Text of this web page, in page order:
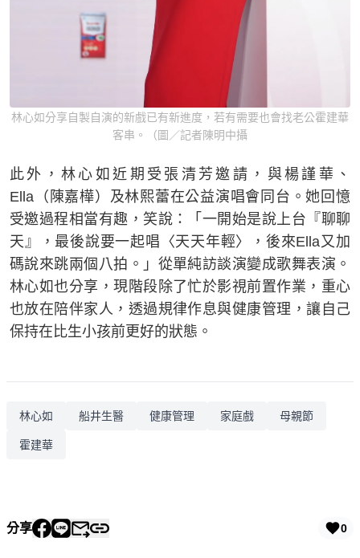
林心如分享自製自演的新戲已有新進度，若有需要也會找老公霍建華
客串。（圖／記者陳明中攝
此外，林心如近期受張清芳邀請，與楊謹華、
Ella（陳嘉樺）及林熙蕾在公益演唱會同台。她回憶
受邀過程相當有趣，笑說：「一開始是說上台『聊聊
天』，最後說要一起唱〈天天年輕〉，後來Ella又加
碼說來跳兩個八拍。」從單純訪談演變成歌舞表演。
林心如也分享，現階段除了忙於影視前置作業，重心
也放在陪伴家人，透過規律作息與健康管理，讓自己
保持在比生小孩前更好的狀態。
林心如 船井生醫 健康管理 家庭戲 母親節
霍建華
分享 0